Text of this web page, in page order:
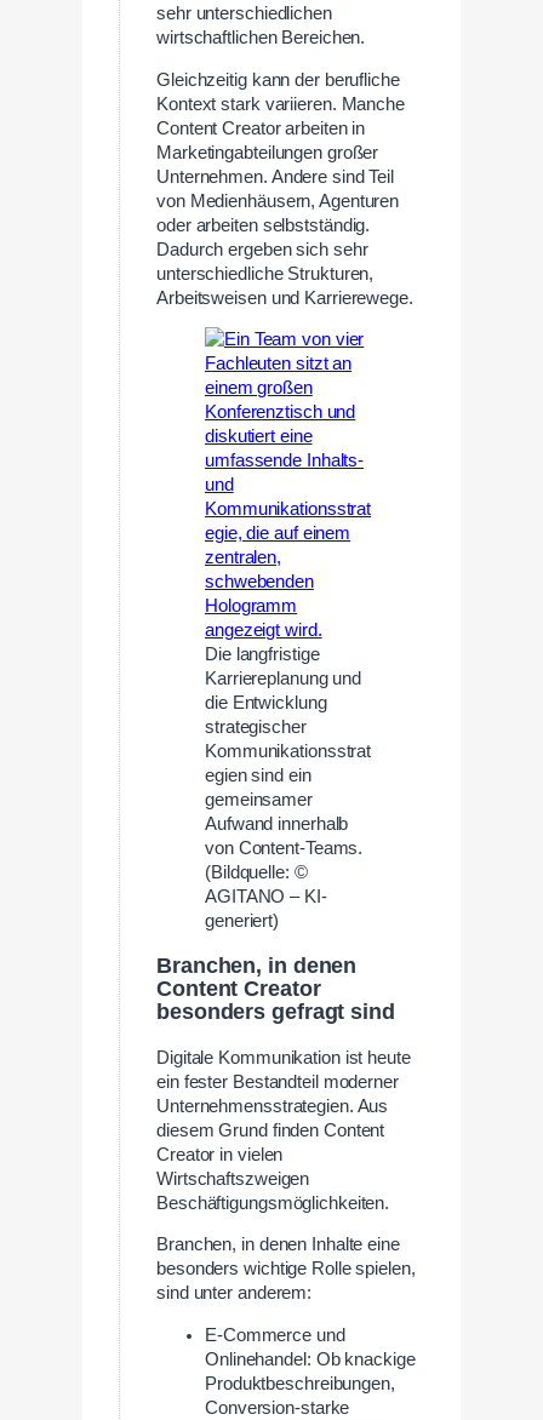
sehr unterschiedlichen
wirtschaftlichen Bereichen.
Gleichzeitig kann der berufliche
Kontext stark variieren. Manche
Content Creator arbeiten in
Marketingabteilungen großer
Unternehmen. Andere sind Teil
von Medienhäusern, Agenturen
oder arbeiten selbstständig.
Dadurch ergeben sich sehr
unterschiedliche Strukturen,
Arbeitsweisen und Karrierewege.
Die langfristige
Karriereplanung und
die Entwicklung
strategischer
Kommunikationsstrat
egien sind ein
gemeinsamer
Aufwand innerhalb
von Content-Teams.
(Bildquelle: ©
AGITANO – KI-
generiert)
Branchen, in denen
Content Creator
besonders gefragt sind
Digitale Kommunikation ist heute
ein fester Bestandteil moderner
Unternehmensstrategien. Aus
diesem Grund finden Content
Creator in vielen
Wirtschaftszweigen
Beschäftigungsmöglichkeiten.
Branchen, in denen Inhalte eine
besonders wichtige Rolle spielen,
sind unter anderem:
E-Commerce und
Onlinehandel: Ob knackige
Produktbeschreibungen,
Conversion-starke